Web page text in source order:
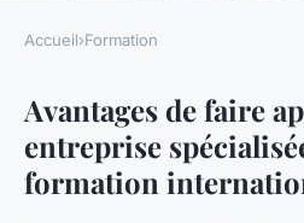
Pourquoi faire
entreprise
une formation
Accueil›Formation
Avantages de faire
entreprise
formation